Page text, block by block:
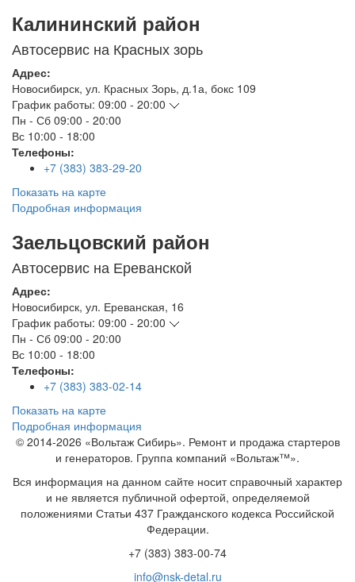
Калининский район
Автосервис на Красных зорь
Адрес:
Новосибирск, ул. Красных Зорь, д.1а, бокс 109
График работы: 09:00 - 20:00
Пн - Сб 09:00 - 20:00
Вс 10:00 - 18:00
Телефоны:
+7 (383) 383-29-20
Показать на карте
Подробная информация
Заельцовский район
Автосервис на Ереванской
Адрес:
Новосибирск, ул. Ереванская, 16
График работы: 09:00 - 20:00
Пн - Сб 09:00 - 20:00
Вс 10:00 - 18:00
Телефоны:
+7 (383) 383-02-14
Показать на карте
Подробная информация
© 2014-2026 «Вольтаж Сибирь». Ремонт и продажа стартеров
и генераторов. Группа компаний «Вольтаж™».
Вся информация на данном сайте носит справочный характер
и не является публичной офертой, определяемой
положениями Статьи 437 Гражданского кодекса Российской
Федерации.
+7 (383) 383-00-74
info@nsk-detal.ru